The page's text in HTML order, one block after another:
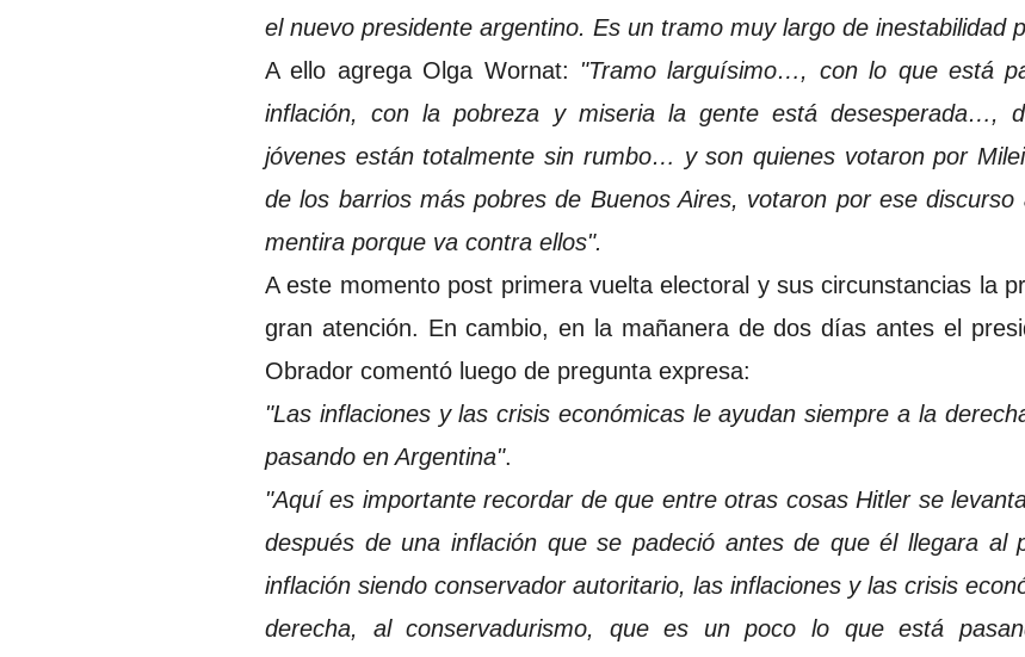
el nuevo presidente argentino. Es un tramo muy largo de inestabilidad
A ello agrega Olga Wornat: "Tramo larguísimo…, con lo que está
inflación, con la pobreza y miseria la gente está desesperada…,
jóvenes están totalmente sin rumbo… y son quienes votaron por
de los barrios más pobres de Buenos Aires, votaron por ese
mentira porque va contra ellos".
A este momento post primera vuelta electoral y sus circunstancias la
gran atención. En cambio, en la mañanera de dos días antes el
Obrador comentó luego de pregunta expresa:
"Las inflaciones y las crisis económicas le ayudan siempre a la
pasando en Argentina".
"Aquí es importante recordar de que entre otras cosas Hitler se
después de una inflación que se padeció antes de que él llegara
inflación siendo conservador autoritario, las inflaciones y las crisis
derecha, al conservadurismo, que es un poco lo que está